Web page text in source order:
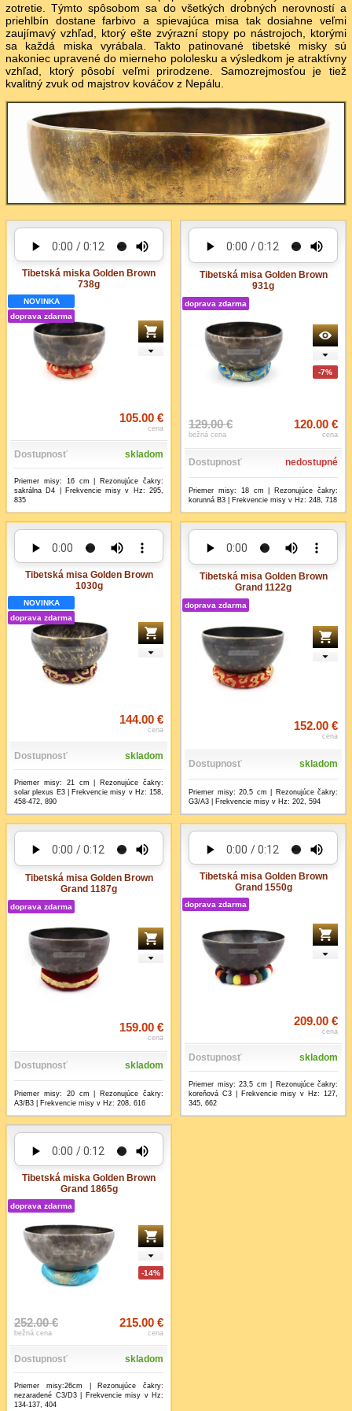
zotretie. Týmto spôsobom sa do všetkých drobných nerovností a
priehlbín dostane farbivo a spievajúca misa tak dosiahne veľmi
zaujímavý vzhľad, ktorý ešte zvýrazní stopy po nástrojoch, ktorými
sa každá miska vyrábala. Takto patinované tibetské misky sú
nakoniec upravené do mierneho pololesku a výsledkom je atraktívny
vzhľad, ktorý pôsobí veľmi prirodzene. Samozrejmosťou je tiež
kvalitný zvuk od majstrov kováčov z Nepálu.
Tibetská miska Golden Brown
738g
NOVINKA
doprava zdarma
105.00 €
cena
Dostupnosť skladom
Priemer misy: 16 cm | Rezonujúce čakry:
sakrálna D4 | Frekvencie misy v Hz: 295,
835
Tibetská misa Golden Brown
931g
doprava zdarma
-7%
129.00 €
bežná cena
120.00 €
cena
Dostupnosť nedostupné
Priemer misy: 18 cm | Rezonujúce čakry:
korunná B3 | Frekvencie misy v Hz: 248, 718
Tibetská misa Golden Brown
1030g
NOVINKA
doprava zdarma
144.00 €
cena
Dostupnosť skladom
Priemer misy: 21 cm | Rezonujúce čakry:
solar plexus E3 | Frekvencie misy v Hz: 158,
458-472, 890
Tibetská misa Golden Brown
Grand 1122g
doprava zdarma
152.00 €
cena
Dostupnosť skladom
Priemer misy: 20,5 cm | Rezonujúce čakry:
G3/A3 | Frekvencie misy v Hz: 202, 594
Tibetská misa Golden Brown
Grand 1187g
doprava zdarma
159.00 €
cena
Dostupnosť skladom
Priemer misy: 20 cm | Rezonujúce čakry:
A3/B3 | Frekvencie misy v Hz: 208, 616
Tibetská misa Golden Brown
Grand 1550g
doprava zdarma
209.00 €
cena
Dostupnosť skladom
Priemer misy: 23,5 cm | Rezonujúce čakry:
koreňová C3 | Frekvencie misy v Hz: 127,
345, 662
Tibetská miska Golden Brown
Grand 1865g
doprava zdarma
-14%
252.00 €
bežná cena
215.00 €
cena
Dostupnosť skladom
Priemer misy:26cm | Rezonujúce čakry:
nezaradené C3/D3 | Frekvencie misy v Hz:
134-137, 404